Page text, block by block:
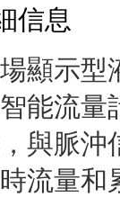
信息
顯示型
能流量
與脈沖
流量和